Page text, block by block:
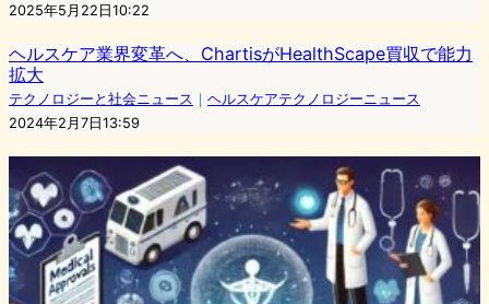
2025年5月22日10:22
ヘルスケア業界変革へ、ChartisがHealthScape買収で能力
拡大
テクノロジーと社会ニュース ｜ ヘルスケアテクノロジーニュース
2024年2月7日13:59